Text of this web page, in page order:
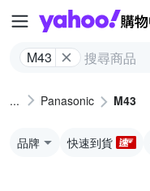
M43
Panasonic M43
品牌 快速到貨